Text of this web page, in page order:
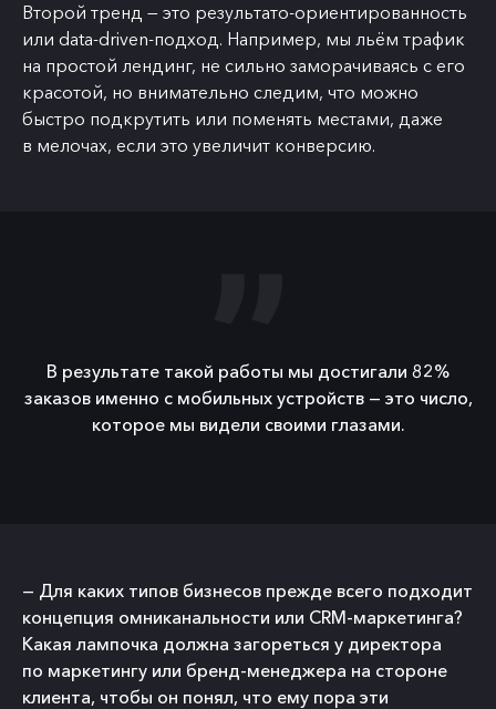
Второй тренд — это результато-ориентированность
или data-driven-подход. Например, мы льём трафик
на простой лендинг, не сильно заморачиваясь с его
красотой, но внимательно следим, что можно
быстро подкрутить или поменять местами, даже
в мелочах, если это увеличит конверсию.
В результате такой работы мы достигали 82%
заказов именно с мобильных устройств — это число,
которое мы видели своими глазами.
— Для каких типов бизнесов прежде всего подходит
концепция омниканальности или CRM-маркетинга?
Какая лампочка должна загореться у директора
по маркетингу или бренд-менеджера на стороне
клиента, чтобы он понял, что ему пора эти